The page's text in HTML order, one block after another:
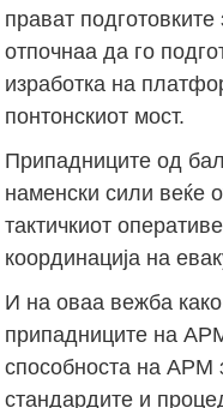
прават
отпочнаа да го
изработка на
понтонскиот мост.
Припадниците од
наменски сили веќе
тактичкиот
координација на
И на оваа вежба
припадниците на
способноста на АРМ
стандардите и